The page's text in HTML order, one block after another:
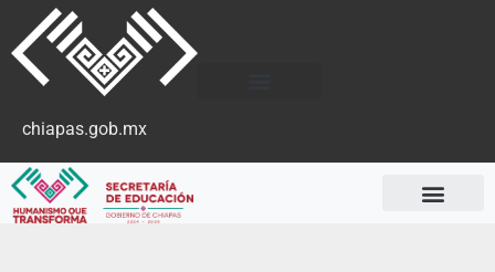
chiapas.gob.mx